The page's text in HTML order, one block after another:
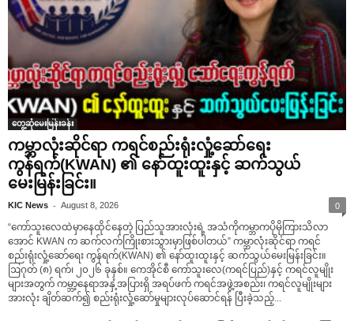
တွေ့ဆုံမေးမြန်းခန်း
ကမ္ဘာလုံးဆိုင်ရာ ကရင်စည်းရုံးလှုံ့ဆော်ရေး
ကွန်ရက်(KWAN) ၏ နော်ထူးထူးနှင့် ဆက်သွယ်
မေးမြန်းခြင်း။
KIC News - August 8, 2026 0
“ကော်သူးလေထဲမှာနေထိုင်နေတဲ့ ပြည်သူအားလုံးရဲ့ အသံကိုကမ္ဘာကပိုမိုကြားသိလာ
အောင် KWAN က ဆက်လက်ကြိုးစားသွားမှာဖြစ်ပါတယ်” ကမ္ဘာလုံးဆိုင်ရာ ကရင်
စည်းရုံးလှုံ့ဆော်ရေး ကွန်ရက်(KWAN) ၏ နော်ထူးထူးနှင့် ဆက်သွယ်မေးမြန်းခြင်း။
ဩဂုတ် (၈) ရက်၊ ၂၀၂၆ ခုနှစ်။ ကေအိုင်စီ ကော်သူးလေ(ကရင်ပြည်)နှင့် ကရင်လူမျိုး
များအတွက် ကမ္ဘာ့နေရာအနှံ့အပြားရှိ အရပ်ဖက် ကရင်အဖွဲ့အစည်း၊ ကရင်လူမျိုးများ
အားလုံး ချိတ်ဆက်၍ စည်းရုံးလှုံ့ဆော်မှုများလုပ်ဆောင်ရန် ပြီးခဲ့သည့်...